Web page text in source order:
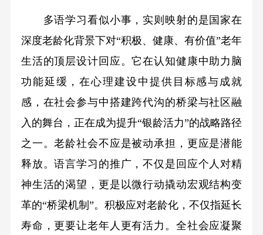
多语学习看似小事，实则映射的是国家在
深度老龄化背景下对“积极、健康、有价值”老年
生活的顶层设计回应。它在认知健康中助力脑
功能延缓，在心理建设中提供目标感与成就
感，在社会参与中搭建跨代沟的桥梁与社区融
入的舞台，正在成为提升“银龄活力”的战略路径
之一。老龄社会不应是被动承担，更应是潜能
释放。语言学习的推广，不仅是回应个人对精
神生活的渴望，更是以微行动撬动宏观结构变
革的“桥梁机制”。积极应对老龄化，不仅指延长
寿命，更要让老年人更有活力。全社会应凝聚